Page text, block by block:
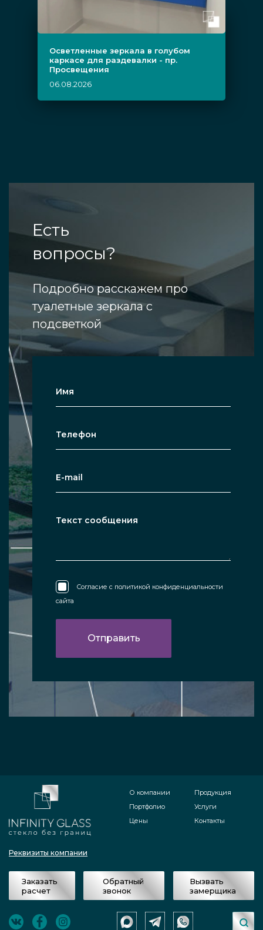
Осветленные зеркала в голубом
каркасе для раздевалки - пр.
Просвещения
06.08.2026
Есть
вопросы?
Подробно расскажем про
туалетные зеркала с
подсветкой
Согласие с политикой конфиденциальности
сайта
Реквизиты компании
О компании
Портфолио
Цены
Продукция
Услуги
Контакты
Заказать
расчет
Обратный
звонок
Вызвать
замерщика